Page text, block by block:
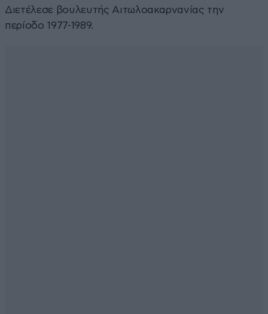
Διετέλεσε βουλευτής Αιτωλοακαρνανίας την
περίοδο 1977-1989.